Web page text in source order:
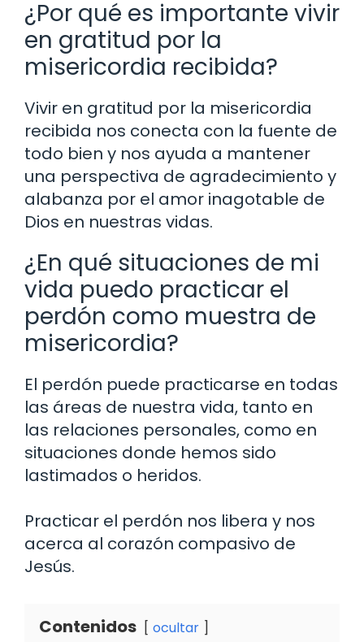
¿Por qué es importante vivir
en gratitud por la
misericordia recibida?
Vivir en gratitud por la misericordia
recibida nos conecta con la fuente de
todo bien y nos ayuda a mantener
una perspectiva de agradecimiento y
alabanza por el amor inagotable de
Dios en nuestras vidas.
¿En qué situaciones de mi
vida puedo practicar el
perdón como muestra de
misericordia?
El perdón puede practicarse en todas
las áreas de nuestra vida, tanto en
las relaciones personales, como en
situaciones donde hemos sido
lastimados o heridos.
Practicar el perdón nos libera y nos
acerca al corazón compasivo de
Jesús.
Contenidos ocultar